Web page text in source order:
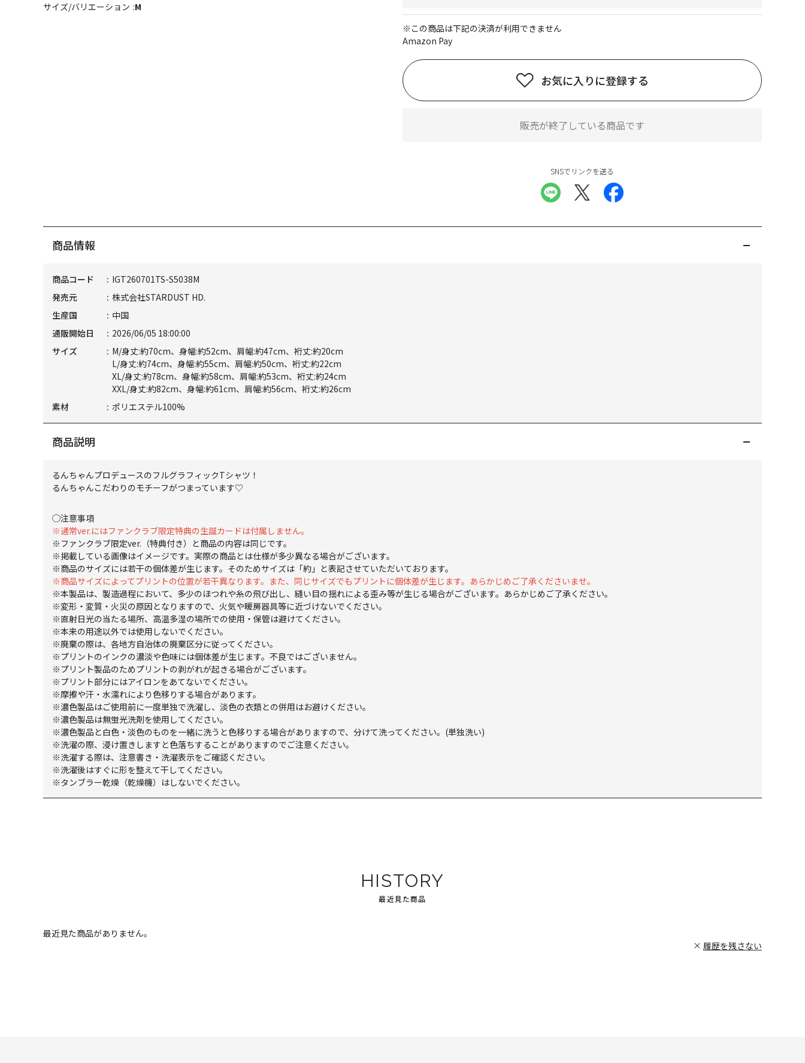
サイズ/バリエーション M
※この商品は下記の決済が利用できません
Amazon Pay
お気に入りに登録する
販売が終了している商品です
SNSでリンクを送る
商品情報
商品コード
IGT260701TS-S5038M
発売元
株式会社STARDUST HD.
生産国
中国
通販開始日
2026/06/05 18:00:00
サイズ
M/身丈:約70cm、身幅:約52cm、肩幅:約47cm、裄丈:約20cm
L/身丈:約74cm、身幅:約55cm、肩幅:約50cm、裄丈:約22cm
XL/身丈:約78cm、身幅:約58cm、肩幅:約53cm、裄丈:約24cm
XXL/身丈:約82cm、身幅:約61cm、肩幅:約56cm、裄丈:約26cm
素材
ポリエステル100%
商品説明
るんちゃんプロデュースのフルグラフィックTシャツ！
るんちゃんこだわりのモチーフがつまっています♡
◯注意事項
※通常ver.にはファンクラブ限定特典の生誕カードは付属しません。
※ファンクラブ限定ver.（特典付き）と商品の内容は同じです。
※掲載している画像はイメージです。実際の商品とは仕様が多少異なる場合がございます。
※商品のサイズには若干の個体差が生じます。そのためサイズは「約」と表記させていただいております。
※商品サイズによってプリントの位置が若干異なります。また、同じサイズでもプリントに個体差が生じます。あらかじめご了承くださいませ。
※本製品は、製造過程において、多少のほつれや糸の飛び出し、縫い目の揺れによる歪み等が生じる場合がございます。あらかじめご了承ください。
※変形・変質・火災の原因となりますので、火気や暖房器具等に近づけないでください。
※直射日光の当たる場所、高温多湿の場所での使用・保管は避けてください。
※本来の用途以外では使用しないでください。
※廃棄の際は、各地方自治体の廃棄区分に従ってください。
※プリントのインクの濃淡や色味には個体差が生じます。不良ではございません。
※プリント製品のためプリントの剥がれが起きる場合がございます。
※プリント部分にはアイロンをあてないでください。
※摩擦や汗・水濡れにより色移りする場合があります。
※濃色製品はご使用前に一度単独で洗濯し、淡色の衣類との併用はお避けください。
※濃色製品は無蛍光洗剤を使用してください。
※濃色製品と白色・淡色のものを一緒に洗うと色移りする場合がありますので、分けて洗ってください。(単独洗い)
※洗濯の際、浸け置きしますと色落ちすることがありますのでご注意ください。
※洗濯する際は、注意書き・洗濯表示をご確認ください。
※洗濯後はすぐに形を整えて干してください。
※タンブラー乾燥（乾燥機）はしないでください。
HISTORY
最近見た商品
最近見た商品がありません。
履歴を残さない